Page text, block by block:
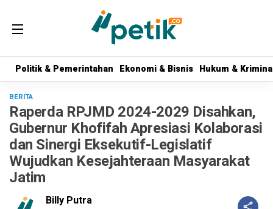
Politik & Pemerintahan Ekonomi & Bisnis Hukum &
Politik & Pemerintahan Ekonomi & Bisnis Hukum &
BERITA
Raperda RPJMD 2024-2029 Disahkan,
Gubernur Khofifah Apresiasi Kolaborasi
dan Sinergi Eksekutif-Legislatif
Wujudkan Kesejahteraan Masyarakat
Jatim
Billy Putra